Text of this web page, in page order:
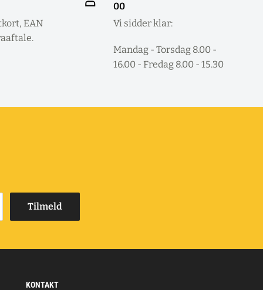
EAN
00
Vi sidder klar:
Mandag - Torsdag 8.00 -
16.00 - Fredag 8.00 - 15.30
Tilmeld
KONTAKT